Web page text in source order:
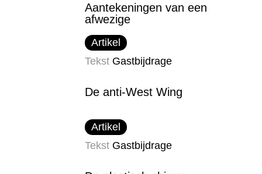
Aantekeningen van een
afwezige
Artikel
Tekst Gastbijdrage
De anti-West Wing
Artikel
Tekst Gastbijdrage